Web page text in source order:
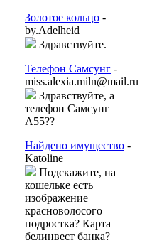
Золотое кольцо -
by.Adelheid
Здравствуйте.
Телефон Самсунг -
miss.alexia.miln@mail.ru
Здравствуйте, а
телефон Самсунг
А55??
Найдено имущество -
Katoline
Подскажите, на
кошельке есть
изображение
красноволосого
подростка? Карта
белинвест банка?